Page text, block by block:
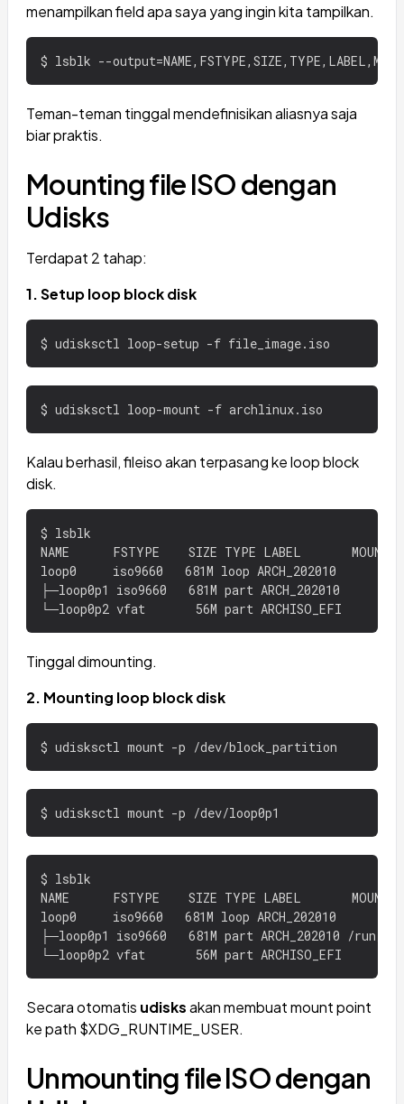
menampilkan field apa saya yang ingin kita tampilkan.
Teman-teman tinggal mendefinisikan aliasnya saja
biar praktis.
Mounting file ISO dengan
Udisks
Terdapat 2 tahap:
1. Setup loop block disk
Kalau berhasil, fileiso akan terpasang ke loop block
disk.
$ lsblk
NAME      FSTYPE    SIZE TYPE LABEL
loop0     iso9660   681M loop ARCH_202010
├─loop0p1 iso9660   681M part ARCH_202010
Tinggal dimounting.
2. Mounting loop block disk
$ lsblk
NAME      FSTYPE    SIZE TYPE LABEL
loop0     iso9660   681M loop ARCH_202010
├─loop0p1 iso9660   681M part ARCH_202010 /run/
Secara otomatis udisksakan membuat mount point
ke path $XDG_RUNTIME_USER.
Unmounting file ISO dengan